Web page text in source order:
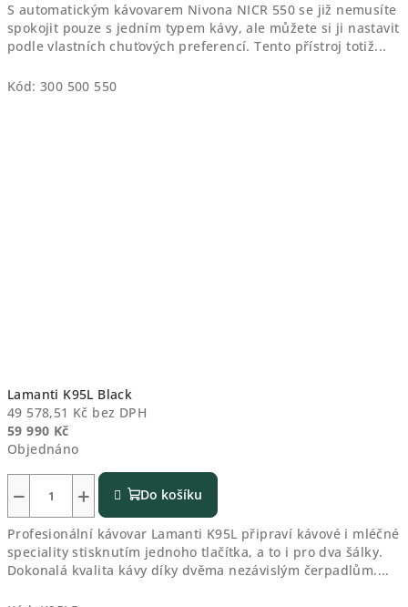
S automatickým kávovarem Nivona NICR 550 se již nemusíte
spokojit pouze s jedním typem kávy, ale můžete si ji nastavit
podle vlastních chuťových preferencí. Tento přístroj totiž...
Kód: 300 500 550
Lamanti K95L Black
49 578,51 Kč bez DPH
59 990 Kč
Objednáno
+
− Do košíku
Profesionální kávovar Lamanti K95L připraví kávové i mléčné
speciality stisknutím jednoho tlačítka, a to i pro dva šálky.
Dokonalá kvalita kávy díky dvěma nezávislým čerpadlům....